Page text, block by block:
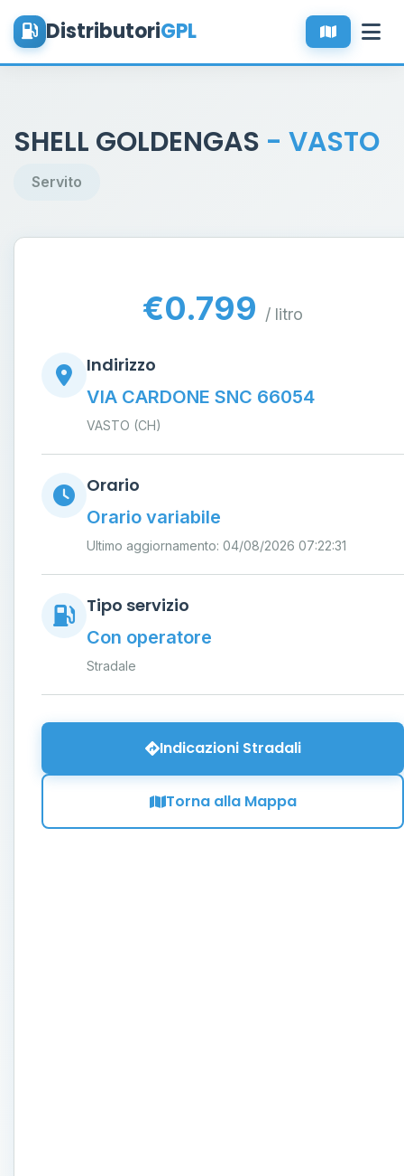
DistributoriGPL
SHELL GOLDENGAS - VASTO
Servito
€0.799 / litro
Indirizzo
VIA CARDONE SNC 66054
VASTO (CH)
Orario
Orario variabile
Ultimo aggiornamento: 04/08/2026 07:22:31
Tipo servizio
Con operatore
Stradale
Indicazioni Stradali
Torna alla Mappa